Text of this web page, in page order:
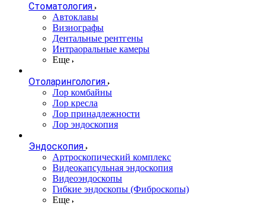
Стоматология
Автоклавы
Визиографы
Дентальные рентгены
Интраоральные камеры
Еще
Отоларингология
Лор комбайны
Лор кресла
Лор принадлежности
Лор эндоскопия
Эндоскопия
Артроскопический комплекс
Видеокапсульная эндоскопия
Видеоэндоскопы
Гибкие эндоскопы (Фиброcкопы)
Еще